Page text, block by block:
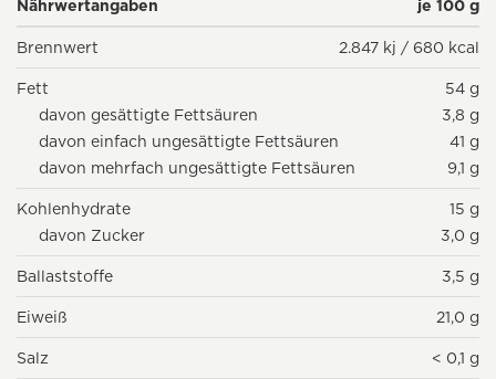
Nährwertangaben je 100 g
Brennwert 2.847 kj / 680 kcal
Fett
54 g
davon gesättigte Fettsäuren
3,8 g
davon einfach ungesättigte Fettsäuren
41 g
davon mehrfach ungesättigte Fettsäuren
9,1 g
Kohlenhydrate
15 g
davon Zucker
3,0 g
Ballaststoffe 3,5 g
Eiweiß 21,0 g
Salz < 0,1 g